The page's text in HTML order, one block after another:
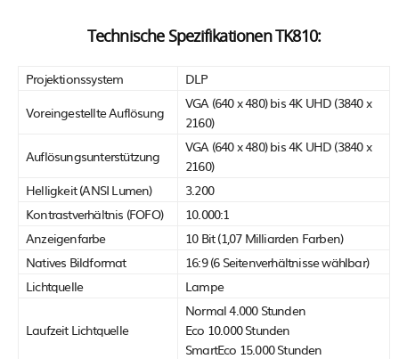
Technische Spezifikationen TK810:
Projektionssystem
DLP
Voreingestellte Auflösung
VGA (640 x 480) bis 4K UHD (3840 x
2160)
Auflösungsunterstützung
VGA (640 x 480) bis 4K UHD (3840 x
2160)
Helligkeit (ANSI Lumen)
3.200
Kontrastverhältnis (FOFO)
10.000:1
Anzeigenfarbe
10 Bit (1,07 Milliarden Farben)
Natives Bildformat
16:9 (6 Seitenverhältnisse wählbar)
Lichtquelle
Lampe
Laufzeit Lichtquelle
Normal 4.000 Stunden
Eco 10.000 Stunden
SmartEco 15.000 Stunden